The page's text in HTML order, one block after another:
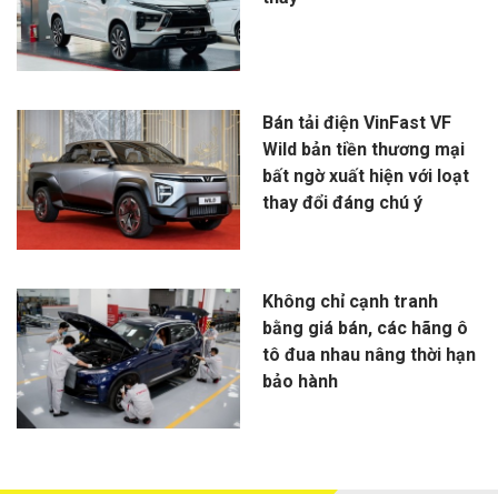
Bán tải điện VinFast VF
Wild bản tiền thương mại
bất ngờ xuất hiện với loạt
thay đổi đáng chú ý
Không chỉ cạnh tranh
bằng giá bán, các hãng ô
tô đua nhau nâng thời hạn
bảo hành